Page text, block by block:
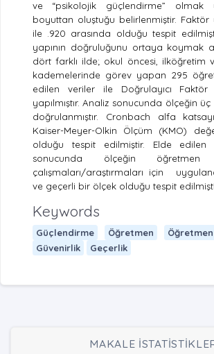
ve “psikolojik güçlendirme”
boyuttan oluştuğu belirlenmiştir. Faktör
ile .920 arasında olduğu tespit
yapının doğruluğunu ortaya koymak
dört farklı ilde; okul öncesi, ilköğretim
kademelerinde görev yapan 295
edilen veriler ile Doğrulayıcı Faktör
yapılmıştır. Analiz sonucunda ölçeğin üç
doğrulanmıştır. Cronbach alfa
Kaiser-Meyer-Olkin Ölçüm (KMO)
olduğu tespit edilmiştir. Elde
sonucunda ölçeğin öğretmen
çalışmaları/araştırmaları için
ve geçerli bir ölçek olduğu tespit
Keywords
Güçlendirme Öğretmen
Güvenirlik
Geçerlik
MAKALE